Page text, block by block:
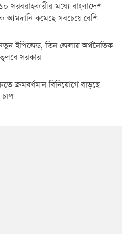
সরবরাহকারীর মধ্যে বাংলাদেশ
আমদানি কমেছে সবচেয়ে বেশি
ইপিজেড, তিন জেলায় অর্থনৈতিক
সরকার
ক্রমবর্ধমান বিনিয়োগে বাড়ছে